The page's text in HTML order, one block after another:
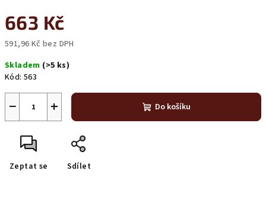
663 Kč
591,96 Kč bez DPH
cena:
Skladem (>5 ks)
Kód: 563
+
− Do košíku
Zeptat se Sdílet